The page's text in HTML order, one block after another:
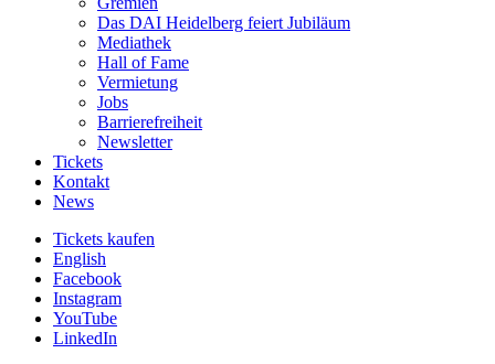
Das DAI Heidelberg feiert Jubiläum
Mediathek
Hall of Fame
Vermietung
Jobs
Barrierefreiheit
Newsletter
Tickets
Kontakt
News
Tickets kaufen
English
Facebook
Instagram
YouTube
LinkedIn